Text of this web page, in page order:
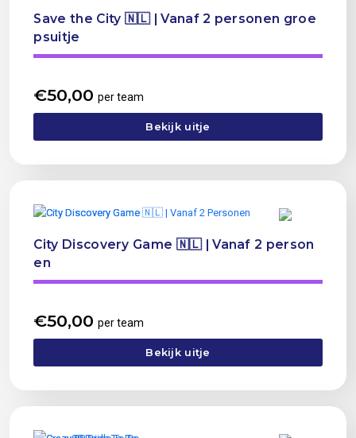
Save the City 🇳🇱 | Vanaf 2 personen groe
psuitje
€50,00 per team
Bekijk uitje
City Discovery Game 🇳🇱 | Vanaf 2 person
en
€50,00 per team
Bekijk uitje